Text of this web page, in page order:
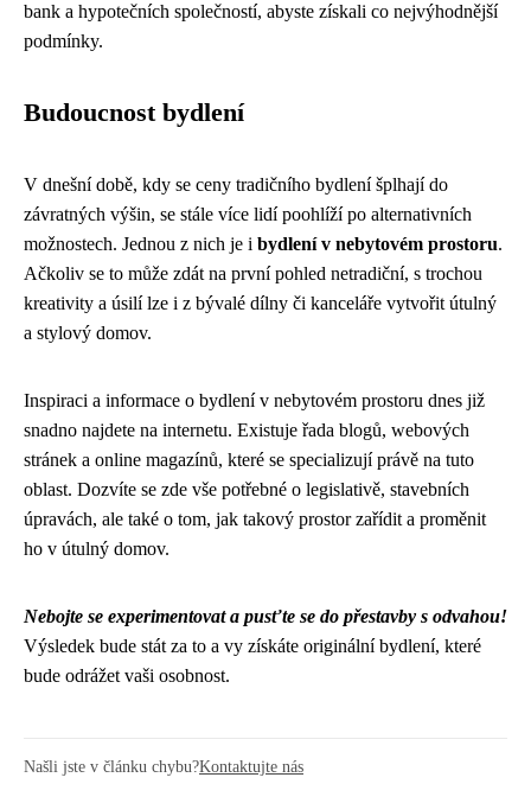
bank a hypotečních společností, abyste získali co nejvýhodnější
podmínky.
Budoucnost bydlení
V dnešní době, kdy se ceny tradičního bydlení šplhají do
závratných výšin, se stále více lidí poohlíží po alternativních
možnostech. Jednou z nich je i bydlení v nebytovém prostoru.
Ačkoliv se to může zdát na první pohled netradiční, s trochou
kreativity a úsilí lze i z bývalé dílny či kanceláře vytvořit útulný
a stylový domov.
Inspiraci a informace o bydlení v nebytovém prostoru dnes již
snadno najdete na internetu. Existuje řada blogů, webových
stránek a online magazínů, které se specializují právě na tuto
oblast. Dozvíte se zde vše potřebné o legislativě, stavebních
úpravách, ale také o tom, jak takový prostor zařídit a proměnit
ho v útulný domov.
Nebojte se experimentovat a pusťte se do přestavby s odvahou!
Výsledek bude stát za to a vy získáte originální bydlení, které
bude odrážet vaši osobnost.
Našli jste v článku chybu?Kontaktujte nás